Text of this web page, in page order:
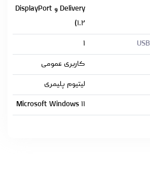
Delivery و DisplayPort
۱.۲)
۱
کاربری عمومی
لیتیوم پلیمری
Microsoft Windows ۱۱